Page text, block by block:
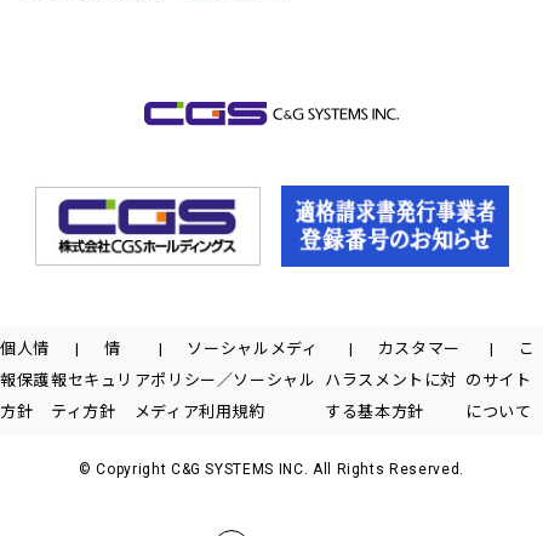
個人情
報保護
方針
情
報セキュリ
ティ方針
ソーシャルメディ
アポリシー／ソーシャル
メディア利用規約
カスタマー
ハラスメントに対
する基本方針
こ
のサイト
について
© Copyright C&G SYSTEMS INC. All Rights Reserved.